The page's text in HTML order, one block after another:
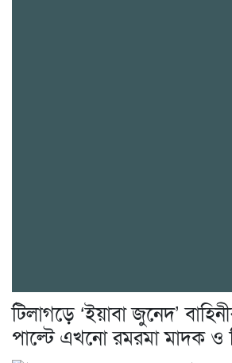
টিলাগড়ে ‘ইয়াবা জুনেদ’
পাল্টে এখনো রমরমা মাদক ও